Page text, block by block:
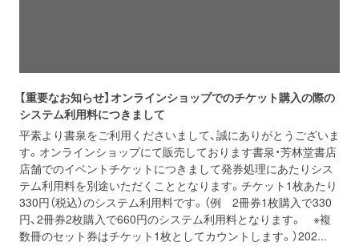
【重要なお知らせ】オンラインショップでのチケット購入の際の
システム利用料につきまして
平素より書泉をご利用くださいまして、誠にありがとうございま
す。オンラインショップにて販売しております書泉・芳林堂書店
店舗でのイベントチケットにつきまして発券処理にあたりシス
テム利用料を別途いただくこととなります。チケット1枚あたり
330円（税込）のシステム利用料です。（例 2冊券1枚購入で330
円、2冊券2枚購入で660円のシステム利用料となります。 ※複
数冊のセット券はチケット1枚としてカウントします。）202...